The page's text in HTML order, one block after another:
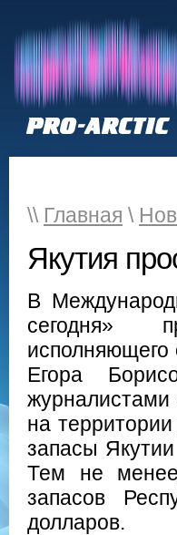
\\ Главная \
Якутия
В
сегодня»
исполняющего
Егора
журналистами
на
запасы
Тем не
запасов
долларов.